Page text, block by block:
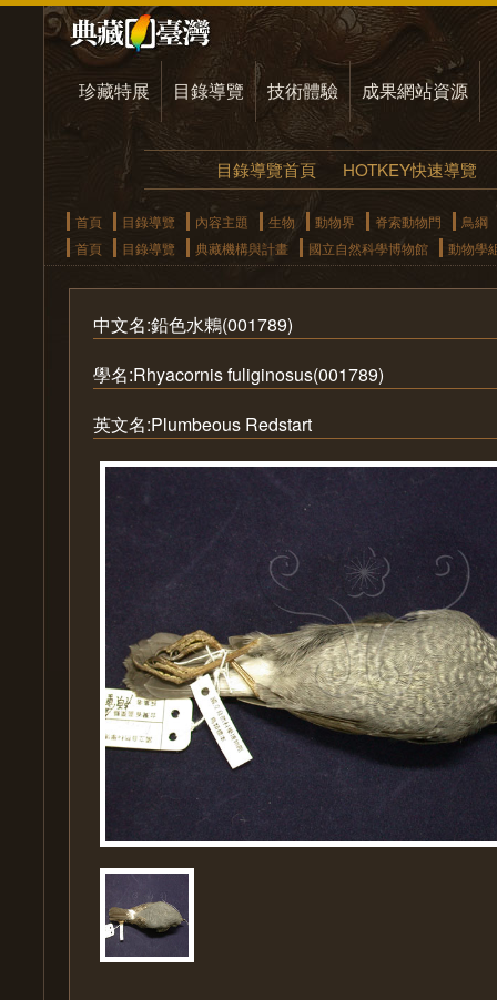
珍藏特展 目錄導覽 技術體驗 成果網站資源
目錄導覽首頁 HOTKEY快速導覽
首頁 目錄導覽 內容主題 生物 動物界 脊索動物門
鳥綱
首頁
目錄導覽 典藏機構與計畫 國立自然科學博物館 動物學
中文名:鉛色水鶇(001789)
學名:Rhyacornis fuliginosus(001789)
英文名:Plumbeous Redstart